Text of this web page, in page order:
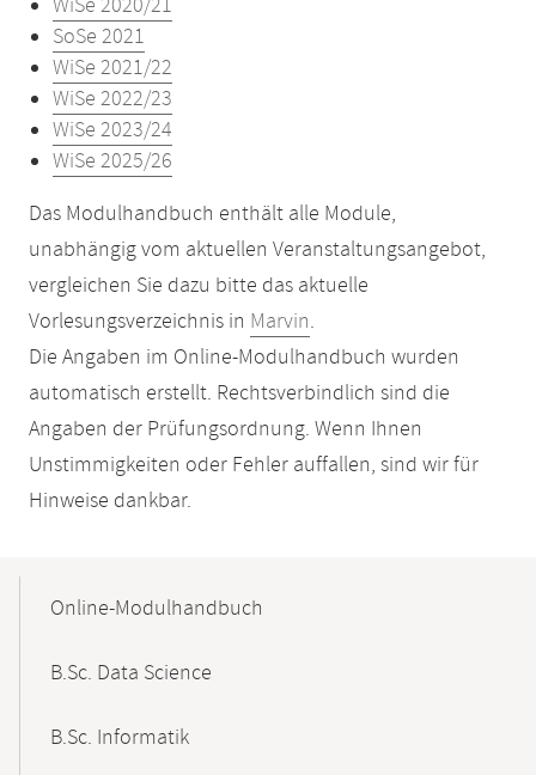
WiSe 2020/21
SoSe 2021
WiSe 2021/22
WiSe 2022/23
WiSe 2023/24
WiSe 2025/26
Das Modulhandbuch enthält alle Module,
unabhängig vom aktuellen Veranstaltungsangebot,
vergleichen Sie dazu bitte das aktuelle
Vorlesungsverzeichnis in Marvin.
Die Angaben im Online-Modulhandbuch wurden
automatisch erstellt. Rechtsverbindlich sind die
Angaben der Prüfungsordnung. Wenn Ihnen
Unstimmigkeiten oder Fehler auffallen, sind wir für
Hinweise dankbar.
NavigationOnline-Modulhandbuch
B.Sc. Data Science
B.Sc. Informatik